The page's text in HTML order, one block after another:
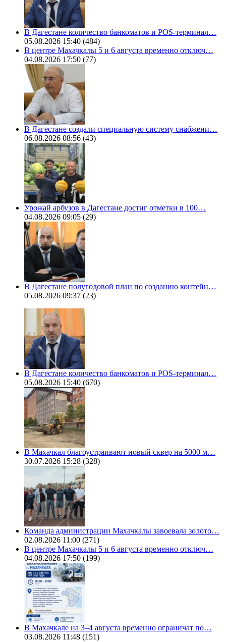
В Дагестане количество банкоматов и POS-терминал…
05.08.2026 15:40 (484)
В центре Махачкалы 5 и 6 августа временно отключ…
04.08.2026 17:50 (77)
В Дагестане создали специальную систему снабжени…
06.08.2026 08:56 (43)
Урожай арбузов в Дагестане достиг отметки в 100…
04.08.2026 09:05 (29)
В Дагестане полугодовой план по созданию контейн…
05.08.2026 09:37 (23)
В Дагестане количество банкоматов и POS-терминал…
05.08.2026 15:40 (670)
В Махачкал благоустраивают новый сквер на 5000 м…
30.07.2026 15:28 (328)
Команда администрации Махачкалы завоевала золото…
02.08.2026 11:00 (271)
В центре Махачкалы 5 и 6 августа временно отключ…
04.08.2026 17:50 (199)
В Махачкале на 3–4 августа временно ограничат по…
03.08.2026 11:48 (151)